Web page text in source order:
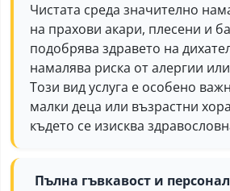
Чистата среда значително
на прахови акари, плесени и
подобрява здравето на
намалява риска от алергии
Този вид услуга е особено
малки деца или възрастни
където се изисква
Пълна гъвкавост и